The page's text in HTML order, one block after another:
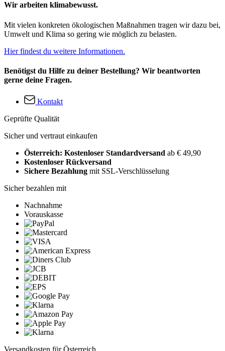
Wir arbeiten klimabewusst.
Mit vielen konkreten ökologischen Maßnahmen tragen wir dazu bei,
Umwelt und Klima so gering wie möglich zu belasten.
Hier findest du weitere Informationen.
Benötigst du Hilfe zu deiner Bestellung? Wir beantworten
gerne deine Fragen.
Kontakt
Geprüfte Qualität
Sicher und vertraut einkaufen
Österreich: Kostenloser Standardversand ab € 49,90
Kostenloser Rückversand
Sichere Bezahlung mit SSL-Verschlüsselung
Sicher bezahlen mit
Nachnahme
Vorauskasse
Versandkosten für Österreich